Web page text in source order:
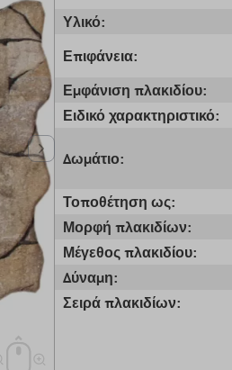
Υλικό:
Επιφάνεια:
Εμφάνιση πλακιδίου:
Ειδικό χαρακτηριστικό:
Δωμάτιο:
Τοποθέτηση ως:
Μορφή πλακιδίων:
Μέγεθος πλακιδίου:
Δύναμη:
Σειρά πλακιδίων: